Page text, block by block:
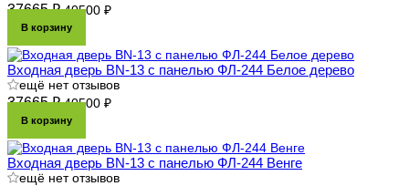
37665 ₽ 40500 ₽
В корзину
Входная дверь BN-13 с панелью ФЛ-244 Белое дерево
ещё нет отзывов
37665 ₽ 40500 ₽
В корзину
Входная дверь BN-13 с панелью ФЛ-244 Венге
ещё нет отзывов